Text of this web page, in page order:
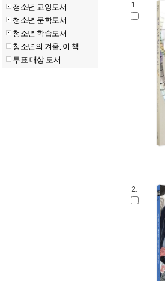
청소년 교양도서
청소년 문학도서
청소년 학습도서
청소년의 겨울, 이 책
투표 대상 도서
1.
2.